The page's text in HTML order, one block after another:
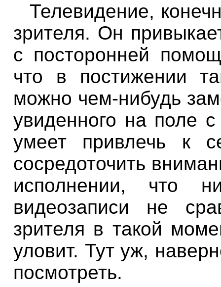
Телевидение,
зрителя. Он
с посторонней
что в постижении
можно чем-нибудь
увиденного на поле
умеет привлечь к
сосредоточить
исполнении, что
видеозаписи не
зрителя в такой
уловит. Тут уж,
посмотреть.